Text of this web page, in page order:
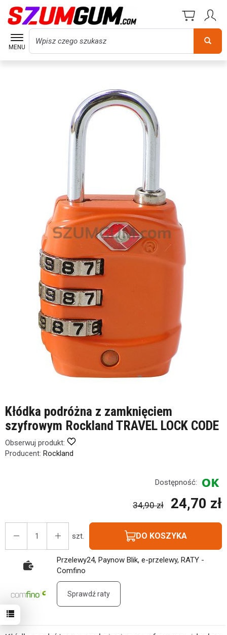
MENU
Wyszukaj
Kłódka podróżna z zamknięciem
szyfrowym Rockland TRAVEL LOCK CODE
Obserwuj produkt:
Producent: Rockland
Dostępność:
34,90 zł 24,70 zł
szt. DO KOSZYKA
Przelewy24, Paynow Blik, e-przelewy, RATY -
Comfino
Sprawdź raty